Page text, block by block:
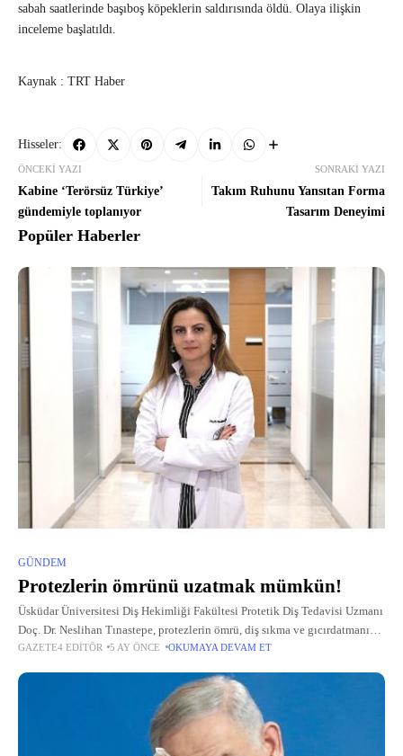
sabah saatlerinde başıboş köpeklerin saldırısında öldü. Olaya ilişkin
inceleme başlatıldı.
Kaynak : TRT Haber
Hisseler:
ÖNCEKI YAZI
Kabine ‘Terörsüz Türkiye’
gündemiyle toplanıyor
SONRAKI YAZI
Takım Ruhunu Yansıtan Forma
Tasarım Deneyimi
Popüler Haberler
GÜNDEM
Protezlerin ömrünü uzatmak mümkün!
Üsküdar Üniversitesi Diş Hekimliği Fakültesi Protetik Diş Tedavisi Uzmanı
Doç. Dr. Neslihan Tınastepe, protezlerin ömrü, diş sıkma ve gıcırdatmanın
protezlere etkisi ile ağız bakımı önlemleri hakkında bilgi verdi.
GAZETE4 EDITÖR 5 AY ÖNCE OKUMAYA DEVAM ET